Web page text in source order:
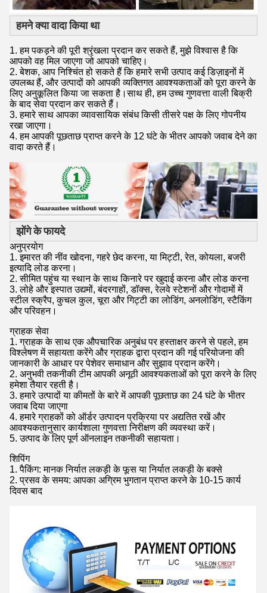
हमने क्या वादा किया था
1. हम पकड़ने की पूरी श्रृंखला प्रदान कर सकते हैं, मुझे विश्वास है कि
आपको वह मिल जाएगा जो आपको चाहिए।
2. बेशक, आप निश्चिंत हो सकते हैं कि हमारे सभी उत्पाद कई डिज़ाइनों में
उपलब्ध हैं, और उत्पादों को आपकी व्यक्तिगत आवश्यकताओं को पूरा करने के
लिए अनुकूलित किया जा सकता है।साथ ही, हम उच्च गुणवत्ता वाली बिक्री
के बाद सेवा प्रदान कर सकते हैं।
3. हमारे साथ आपका व्यावसायिक संबंध किसी तीसरे पक्ष के लिए गोपनीय
रखा जाएगा।
4. हम आपकी पूछताछ प्राप्त करने के 12 घंटे के भीतर आपको जवाब देने का
वादा करते हैं।
झोंगे के फायदे
अनुप्रयोग
1. इमारत की नींव खोदना, गहरे छेद करना, या मिट्टी, रेत, कोयला, बजरी
इत्यादि लोड करना।
2. सीमित पहुंच या स्थान के साथ किनारे पर खुदाई करना और लोड करना
3. लोहे और इस्पात उद्यमों, बंदरगाहों, डॉक्स, रेलवे स्टेशनों और गोदामों में
स्टील स्क्रैप, कुचल कुल, चूरा और गिट्टी का लोडिंग, अनलोडिंग, स्टैकिंग
और परिवहन।
ग्राहक सेवा
1. ग्राहक के साथ एक औपचारिक अनुबंध पर हस्ताक्षर करने से पहले, हम
विश्लेषण में सहायता करेंगे और ग्राहक द्वारा प्रदान की गई परियोजना की
जानकारी के आधार पर पेशेवर समाधान और सुझाव प्रदान करेंगे।
2. अनुभवी तकनीकी टीम आपकी अनूठी आवश्यकताओं को पूरा करने के लिए
हमेशा तैयार रहती है।
3. हमारे उत्पादों या कीमतों के बारे में आपकी पूछताछ का 24 घंटे के भीतर
जवाब दिया जाएगा
4. हमारे ग्राहकों को ऑर्डर उत्पादन प्रक्रिया पर अद्यतित रखें और
आवश्यकतानुसार कार्यशाला गुणवत्ता निरीक्षण की व्यवस्था करें।
5. उत्पाद के लिए पूर्ण ऑनलाइन तकनीकी सहायता।
शिपिंग
1. पैकिंग: मानक निर्यात लकड़ी के फूस या निर्यात लकड़ी के बक्से
2. प्रसव के समय: आपका अग्रिम भुगतान प्राप्त करने के 10-15 कार्य
दिवस बाद